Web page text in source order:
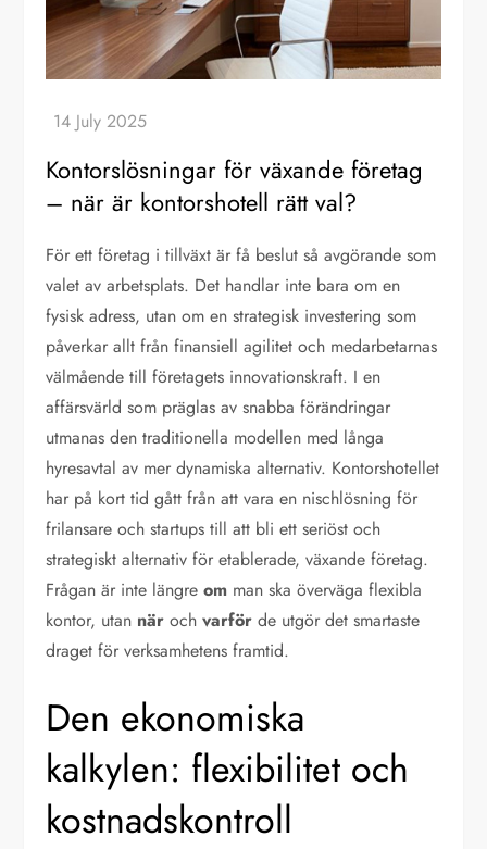
Kontorslösningar för växande företag
– när är kontorshotell rätt val?
För ett företag i tillväxt är få beslut så avgörande som
valet av arbetsplats. Det handlar inte bara om en
fysisk adress, utan om en strategisk investering som
påverkar allt från finansiell agilitet och medarbetarnas
välmående till företagets innovationskraft. I en
affärsvärld som präglas av snabba förändringar
utmanas den traditionella modellen med långa
hyresavtal av mer dynamiska alternativ. Kontorshotellet
har på kort tid gått från att vara en nischlösning för
frilansare och startups till att bli ett seriöst och
strategiskt alternativ för etablerade, växande företag.
Frågan är inte längreom man ska överväga flexibla
kontor, utan när ochvarför de utgör det smartaste
draget för verksamhetens framtid.
Den ekonomiska
kalkylen: flexibilitet och
kostnadskontroll